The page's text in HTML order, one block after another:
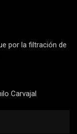
por la filtración de
Carvajal